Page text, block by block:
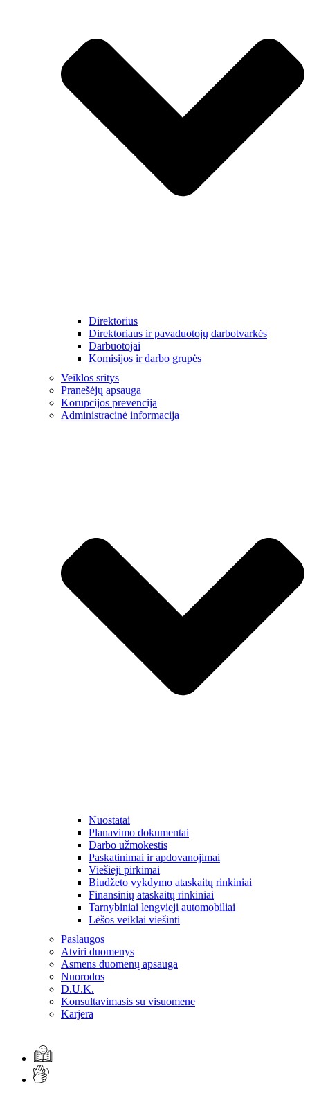
Direktorius
Direktoriaus ir pavaduotojų darbotvarkės
Darbuotojai
Komisijos ir darbo grupės
Veiklos sritys
Pranešėjų apsauga
Korupcijos prevencija
Administracinė informacija
Nuostatai
Planavimo dokumentai
Darbo užmokestis
Paskatinimai ir apdovanojimai
Viešieji pirkimai
Biudžeto vykdymo ataskaitų rinkiniai
Finansinių ataskaitų rinkiniai
Tarnybiniai lengvieji automobiliai
Lėšos veiklai viešinti
Paslaugos
Atviri duomenys
Asmens duomenų apsauga
Nuorodos
D.U.K.
Konsultavimasis su visuomene
Karjera